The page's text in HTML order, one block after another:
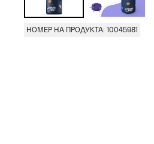
НОМЕР НА ПРОДУКТА: 10045981